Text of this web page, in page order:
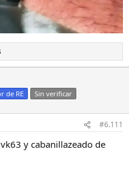
de RE Sin verificar
#6.111
y cabanillazeado de